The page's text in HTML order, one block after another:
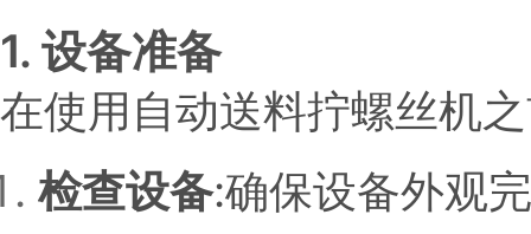
1. 设备准备
在使用自动送料拧螺丝机
检查设备:确保设备外观